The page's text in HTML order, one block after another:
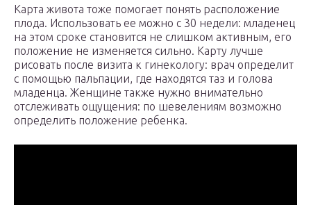
Карта живота тоже помогает понять расположение
плода. Использовать ее можно с 30 недели: младенец
на этом сроке становится не слишком активным, его
положение не изменяется сильно. Карту лучше
рисовать после визита к гинекологу: врач определит
с помощью пальпации, где находятся таз и голова
младенца. Женщине также нужно внимательно
отслеживать ощущения: по шевелениям возможно
определить положение ребенка.